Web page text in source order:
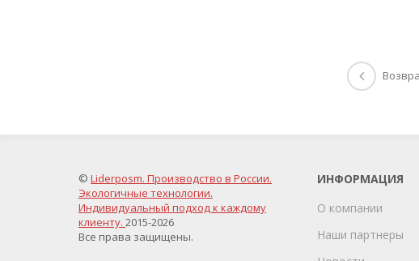
ИНФОРМАЦИЯ
О компании
Наши партнеры
© Liderposm. Производство в России.
Экологичные технологии.
Индивидуальный подход к каждому
клиенту. 2015-2026
Все права защищены.